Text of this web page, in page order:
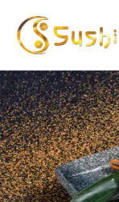
content
Tuna
quantity